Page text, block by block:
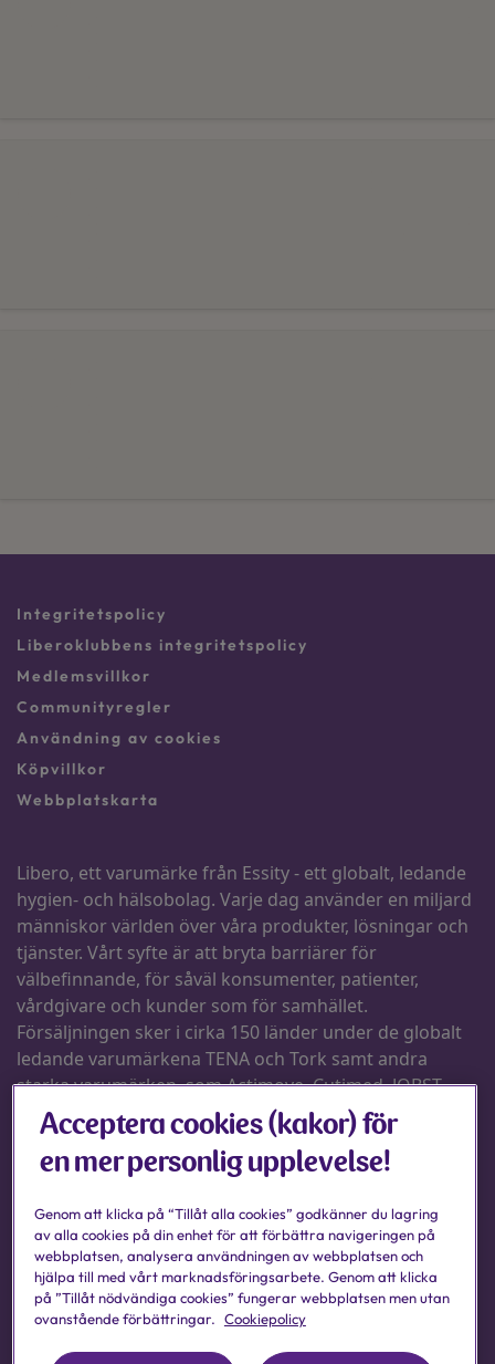
Acceptera cookies (kakor) för
en mer personlig upplevelse!
Genom att klicka på “Tillåt alla cookies” godkänner du lagring
av alla cookies på din enhet för att förbättra navigeringen på
webbplatsen, analysera användningen av webbplatsen och
hjälpa till med vårt marknadsföringsarbete. Genom att klicka
på ”Tillåt nödvändiga cookies” fungerar webbplatsen men utan
ovanstående förbättringar. Cookiepolicy